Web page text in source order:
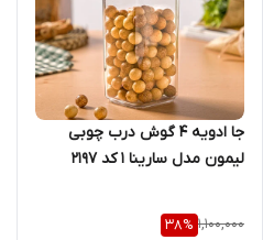
جا ادویه 4 گوش درب چوبی
لیمون مدل سارینا 1 کد 2197
1,100,000
38%